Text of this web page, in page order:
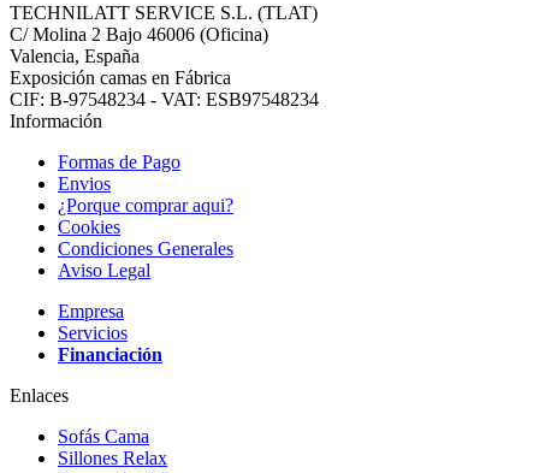
TECHNILATT SERVICE S.L. (TLAT)
C/ Molina 2 Bajo 46006 (Oficina)
Valencia, España
Exposición camas en Fábrica
CIF: B-97548234 - VAT: ESB97548234
Información
Formas de Pago
Envios
¿Porque comprar aqui?
Cookies
Condiciones Generales
Aviso Legal
Empresa
Servicios
Financiación
Enlaces
Sofás Cama
Sillones Relax